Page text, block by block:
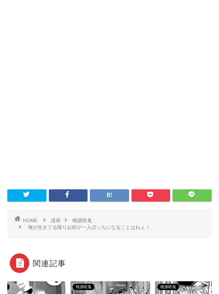
HOME 漫画
桃源暗鬼
俺が生きてる限りお前が一人ぼっちになることはねぇ！
関連記事
桃源暗鬼 桃源暗鬼